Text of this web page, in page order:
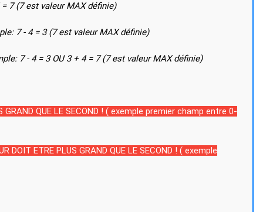
7 (7 est valeur MAX définie)
7 - 4 = 3 (7 est valeur MAX définie)
exemple: 7 - 4 = 3 OU 3 + 4 = 7 (7 est valeur MAX définie)
GRAND QUE LE SECOND ! ( exemple premier champ entre 0-
DOIT ETRE PLUS GRAND QUE LE SECOND ! ( exemple